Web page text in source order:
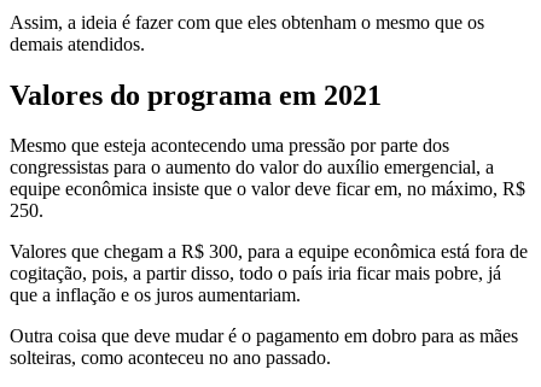
Assim, a ideia é fazer com que eles obtenham o mesmo que os
demais atendidos.
Valores do programa em 2021
Mesmo que esteja acontecendo uma pressão por parte dos
congressistas para o aumento do valor do auxílio emergencial, a
equipe econômica insiste que o valor deve ficar em, no máximo, R$
250.
Valores que chegam a R$ 300, para a equipe econômica está fora de
cogitação, pois, a partir disso, todo o país iria ficar mais pobre, já
que a inflação e os juros aumentariam.
Outra coisa que deve mudar é o pagamento em dobro para as mães
solteiras, como aconteceu no ano passado.